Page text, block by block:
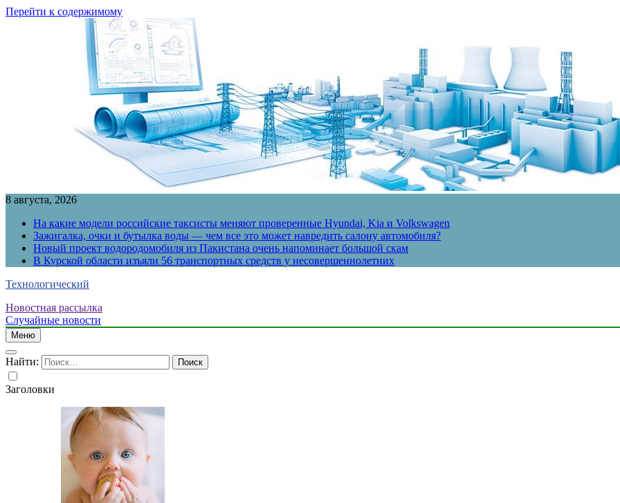
Перейти к содержимому
8 августа, 2026
На какие модели российские таксисты меняют проверенные Hyundai, Kia и Volkswagen
Зажигалка, очки и бутылка воды — чем все это может навредить салону автомобиля?
Новый проект водородомобиля из Пакистана очень напоминает большой скам
В Курской области изъяли 56 транспортных средств у несовершеннолетних
Технологический
Новостная рассылка
Случайные новости
Меню
Найти:
Заголовки